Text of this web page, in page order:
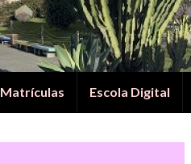
Matrículas Escola Digital